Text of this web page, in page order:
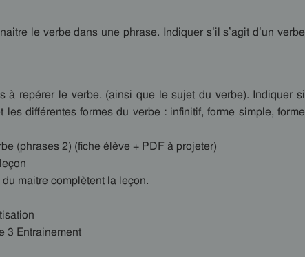
le verbe dans une phrase. Indiquer s’il s’agit d’un verbe
à repérer le verbe. (ainsi que le sujet du verbe). Indiquer si
les différentes formes du verbe : infinitif, forme simple, forme
(phrases 2) (fiche élève + PDF à projeter)
maitre complètent la leçon.
3 Entrainement